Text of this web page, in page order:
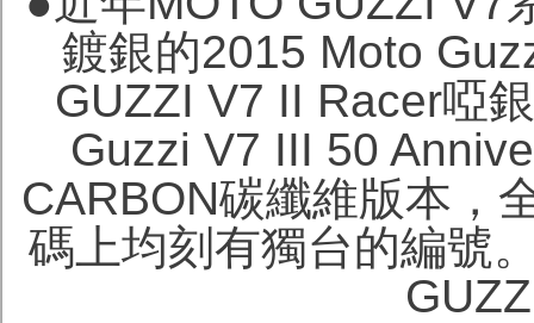
鍍銀的2015 Moto
GUZZI V7 II Racer啞
Guzzi V7 III 50
CARBON碳纖維版本，
碼上均刻有獨台的編號